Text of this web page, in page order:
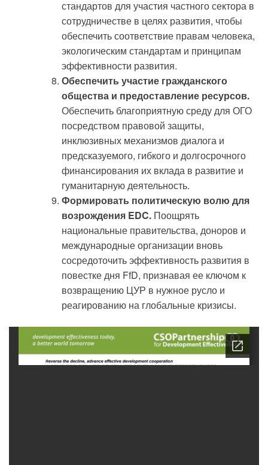
стандартов для участия частного сектора в
сотрудничестве в целях развития, чтобы
обеспечить соответствие правам человека,
экологическим стандартам и принципам
эффективности развития.
Обеспечить участие гражданского
общества и предоставление ресурсов.
Обеспечить благоприятную среду для ОГО
посредством правовой защиты,
инклюзивных механизмов диалога и
предсказуемого, гибкого и долгосрочного
финансирования их вклада в развитие и
гуманитарную деятельность.
Формировать политическую волю для
возрождения EDC. Поощрять
национальные правительства, доноров и
международные организации вновь
сосредоточить эффективность развития в
повестке дня FfD, признавая ее ключом к
возвращению ЦУР в нужное русло и
реагированию на глобальные кризисы.